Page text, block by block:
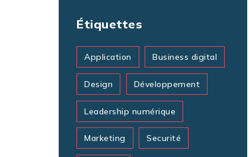
Étiquettes
Application Business digital
Design Développement
Leadership numérique
Marketing Securité